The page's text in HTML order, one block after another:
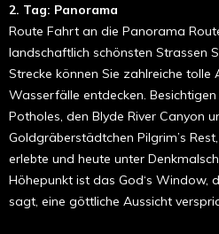
2. Tag: Panorama
Route Fahrt an die Panorama
landschaftlich schönsten Strassen
Strecke können Sie zahlreiche tolle
Wasserfälle entde­cken. Besichtigen
Potholes, den Blyde River Canyon
Goldgräberstädtchen Pilgrim’s
erlebte und heute unter
Höhepunkt ist das God‘s Window,
sagt, eine göttliche Aussicht